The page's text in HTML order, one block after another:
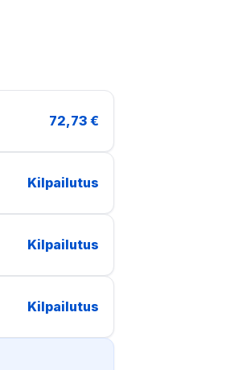
72,73 €
Kilpailutus
Kilpailutus
Kilpailutus